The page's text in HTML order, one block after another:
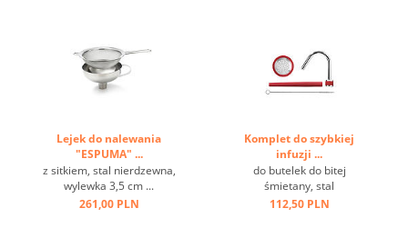
Lejek do nalewania
"ESPUMA" ...
z sitkiem, stal nierdzewna,
wylewka 3,5 cm ...
261,00 PLN
Komplet do szybkiej
infuzji ...
do butelek do bitej
śmietany, stal
nierdzewna/silikon, 4 części
112,50 PLN